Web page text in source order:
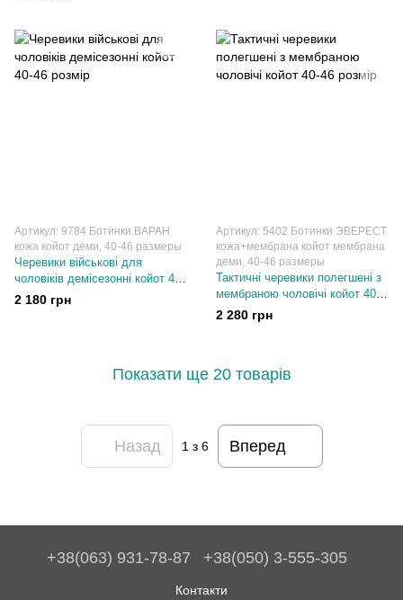
Артикул: 9784 Ботинки ВАРАН
кожа койот деми, 40-46 размеры
Черевики військові для
чоловіків демісезонні койот 40-
46 розмір
2 180 грн
Артикул: 5402 Ботинки ЭВЕРЕСТ
кожа+мембрана койот мембрана
деми, 40-46 размеры
Тактичні черевики полегшені з
мембраною чоловічі койот 40-
46 розмір
2 280 грн
Показати ще 20 товарів
Назад 1 з 6 Вперед
+38(063) 931-78-87 +38(050) 3-555-305
Контакти